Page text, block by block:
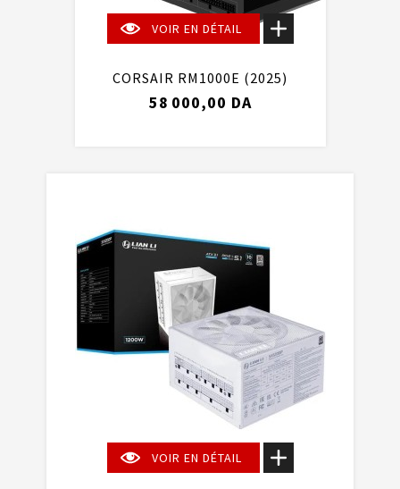
VOIR EN DÉTAIL
CORSAIR RM1000E (2025)
58 000,00 DA
VOIR EN DÉTAIL